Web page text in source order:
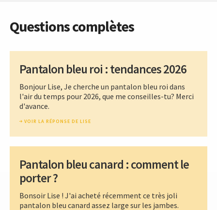
Questions complètes
Pantalon bleu roi : tendances 2026
Bonjour Lise, Je cherche un pantalon bleu roi dans
l'air du temps pour 2026, que me conseilles-tu? Merci
d'avance.
VOIR LA RÉPONSE DE LISE
Pantalon bleu canard : comment le
porter ?
Bonsoir Lise ! J'ai acheté récemment ce très joli
pantalon bleu canard assez large sur les jambes.